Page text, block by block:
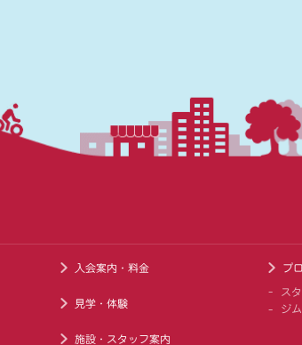
入会案内・料金
見学・体験
施設・スタッフ案内
プ
ス
ジム